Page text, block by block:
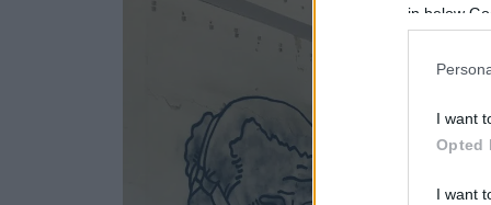
in below
I want
Opted
I want